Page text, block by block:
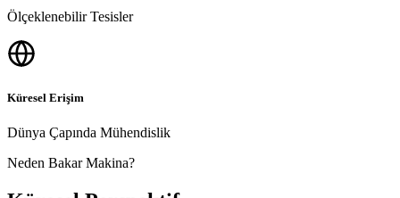
Ölçeklenebilir Tesisler
Küresel Erişim
Dünya Çapında Mühendislik
Neden Bakar Makina?